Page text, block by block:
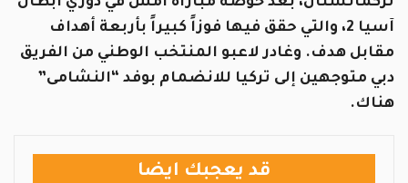
آسيا 2، والتي حقق فيها فوزاً كبيراً بأربعة أهداف
مقابل هدف. وغادر لاعبو المنتخب الوطني من الفريق
دبي متوجهين إلى تركيا للانضمام بوفد “النشامى”
هناك.
قد يعجبك ايضا